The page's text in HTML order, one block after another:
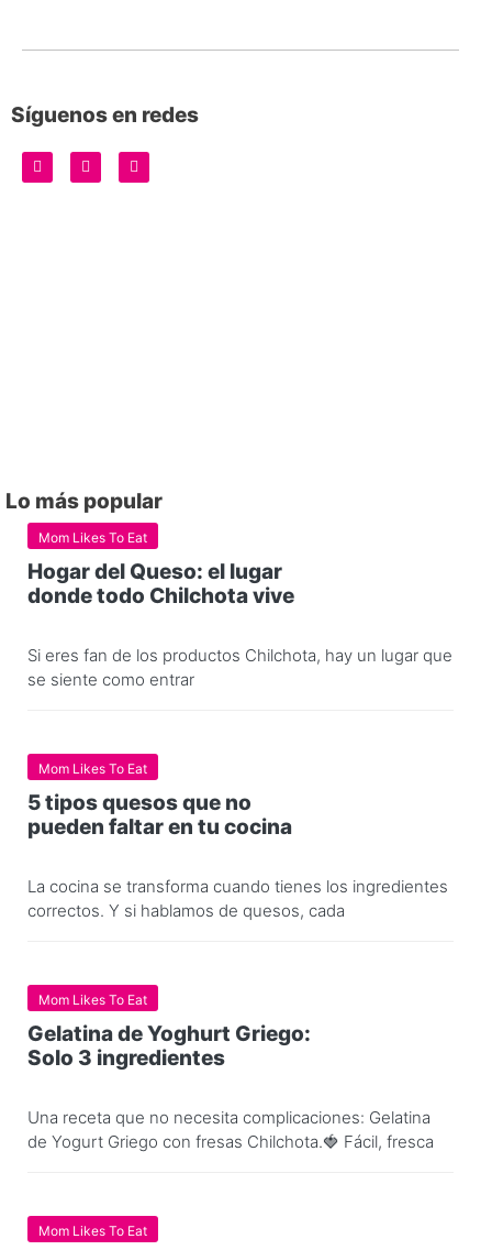
Síguenos en redes
Lo más popular
Mom Likes To Eat
Hogar del Queso: el lugar
donde todo Chilchota vive
Si eres fan de los productos Chilchota, hay un lugar que
se siente como entrar
Mom Likes To Eat
5 tipos quesos que no
pueden faltar en tu cocina
La cocina se transforma cuando tienes los ingredientes
correctos. Y si hablamos de quesos, cada
Mom Likes To Eat
Gelatina de Yoghurt Griego:
Solo 3 ingredientes
Una receta que no necesita complicaciones: Gelatina
de Yogurt Griego con fresas Chilchota.🍓 Fácil, fresca
Mom Likes To Eat